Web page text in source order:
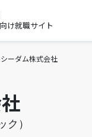
け就職サイト
シーダム株式会社
ク）